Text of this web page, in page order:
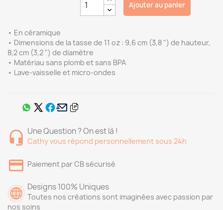
• En céramique
• Dimensions de la tasse de 11 oz : 9,6 cm (3,8 ") de hauteur,
8,2 cm (3,2 ") de diamètre
• Matériau sans plomb et sans BPA
• Lave-vaisselle et micro-ondes
Ajouter au panier
Une Question ? On est là !
Cathy vous répond personnellement sous 24h
Paiement par CB sécurisé
Designs 100% Uniques
Toutes nos créations sont imaginées avec passion par
nos soins